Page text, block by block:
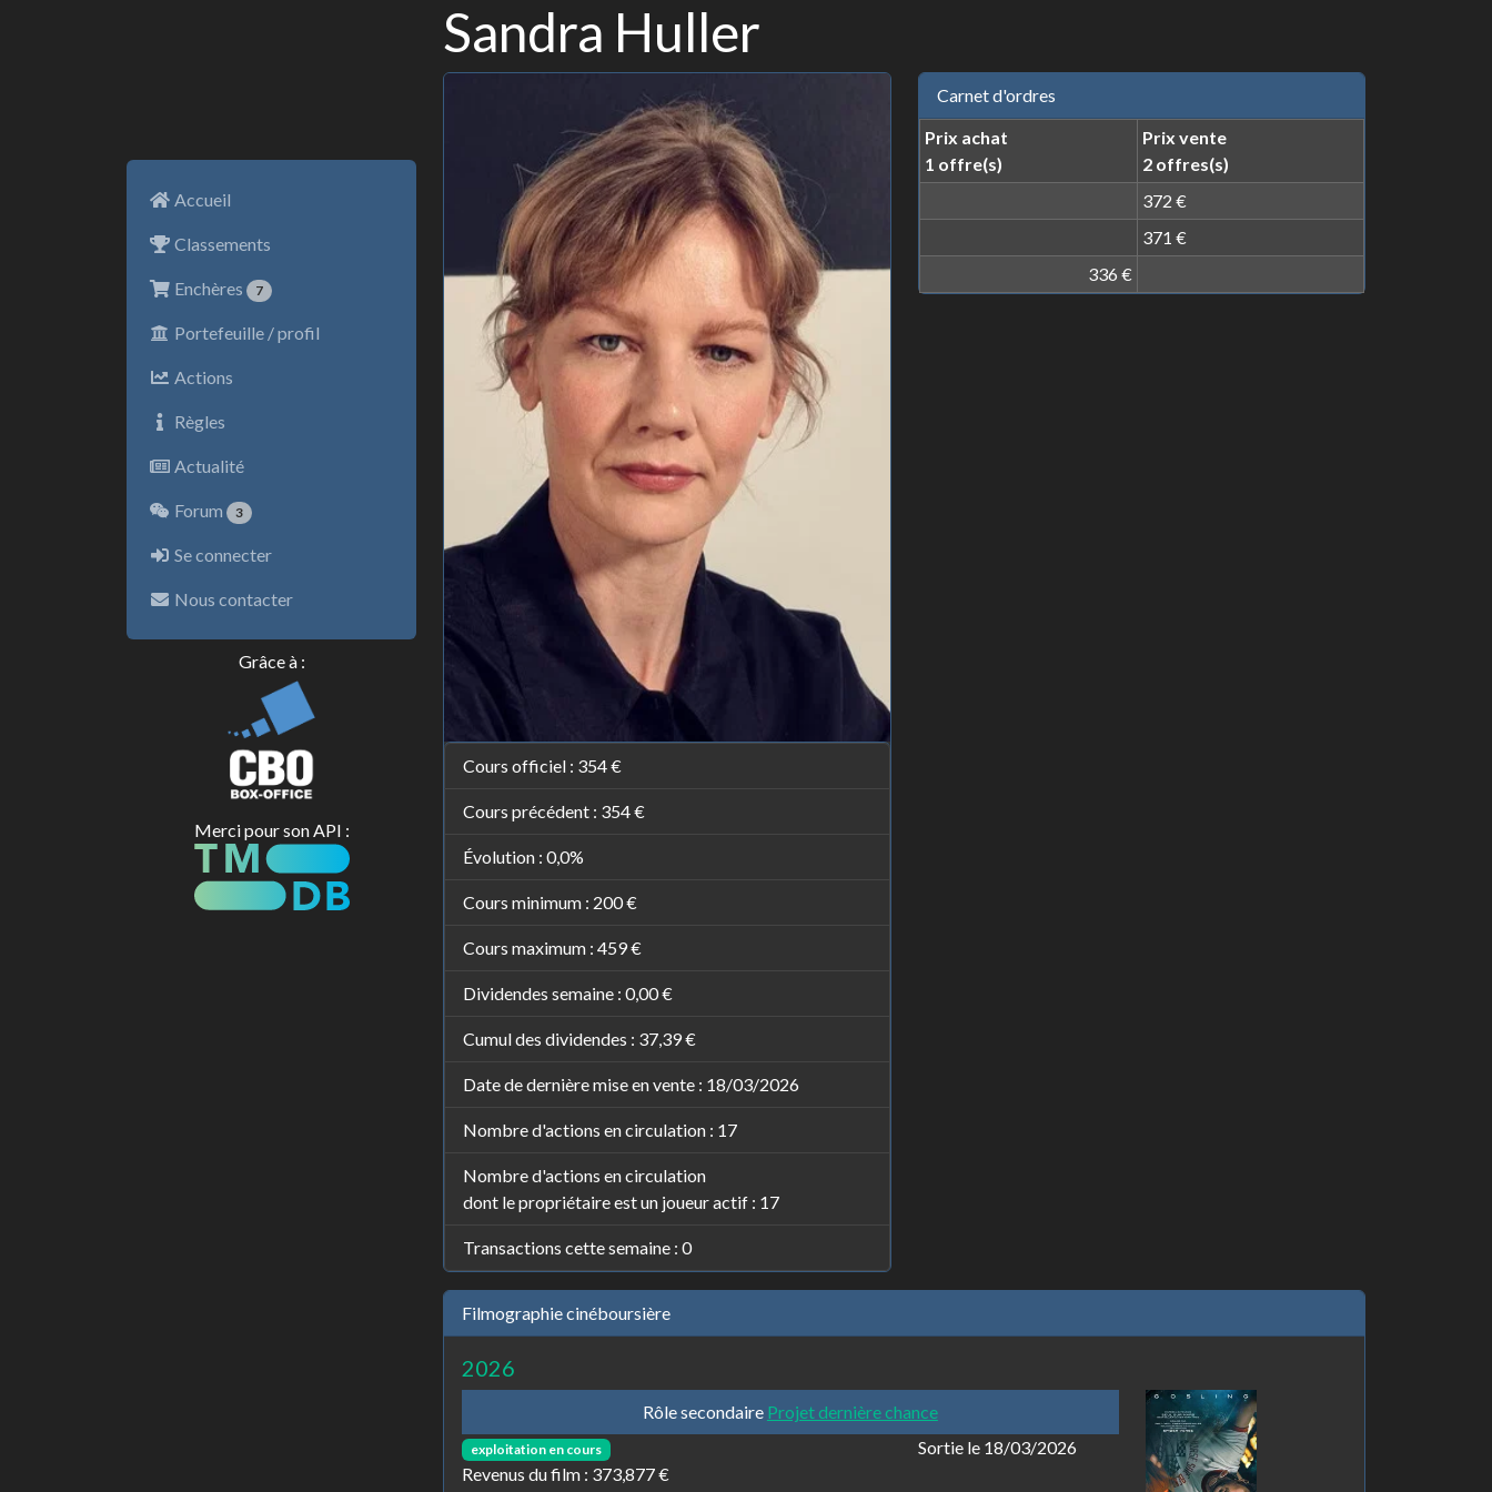
Accueil
Classements
Enchères 7
Portefeuille / profil
Actions
Règles
Actualité
Forum 3
Se connecter
Nous contacter
Grâce à :
Merci pour son API :
Sandra Huller
Cours officiel : 354 €
Cours précédent : 354 €
Évolution : 0,0%
Cours minimum : 200 €
Cours maximum : 459 €
Dividendes semaine : 0,00 €
Cumul des dividendes : 37,39 €
Date de dernière mise en vente : 18/03/2026
Nombre d'actions en circulation : 17
Nombre d'actions en circulation
dont le propriétaire est un joueur actif : 17
Transactions cette semaine : 0
Carnet d'ordres
Prix achat
1 offre(s)
Prix vente
2 offres(s)
372 €
371 €
336 €
Filmographie cinéboursière
2026
Rôle secondaire Projet dernière chance
exploitation en cours
Revenus du film : 373,877 €
Sortie le 18/03/2026